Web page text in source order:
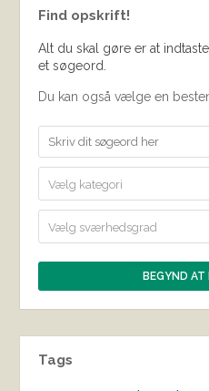
Find opskrift!
Alt du skal gøre er at
et søgeord.
Du kan også vælge en
Vælg kategori
Vælg sværhedsgrad
Tags